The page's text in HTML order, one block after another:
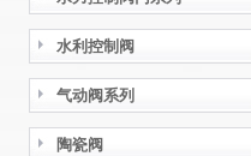
水利控制阀
气动阀系列
陶瓷阀